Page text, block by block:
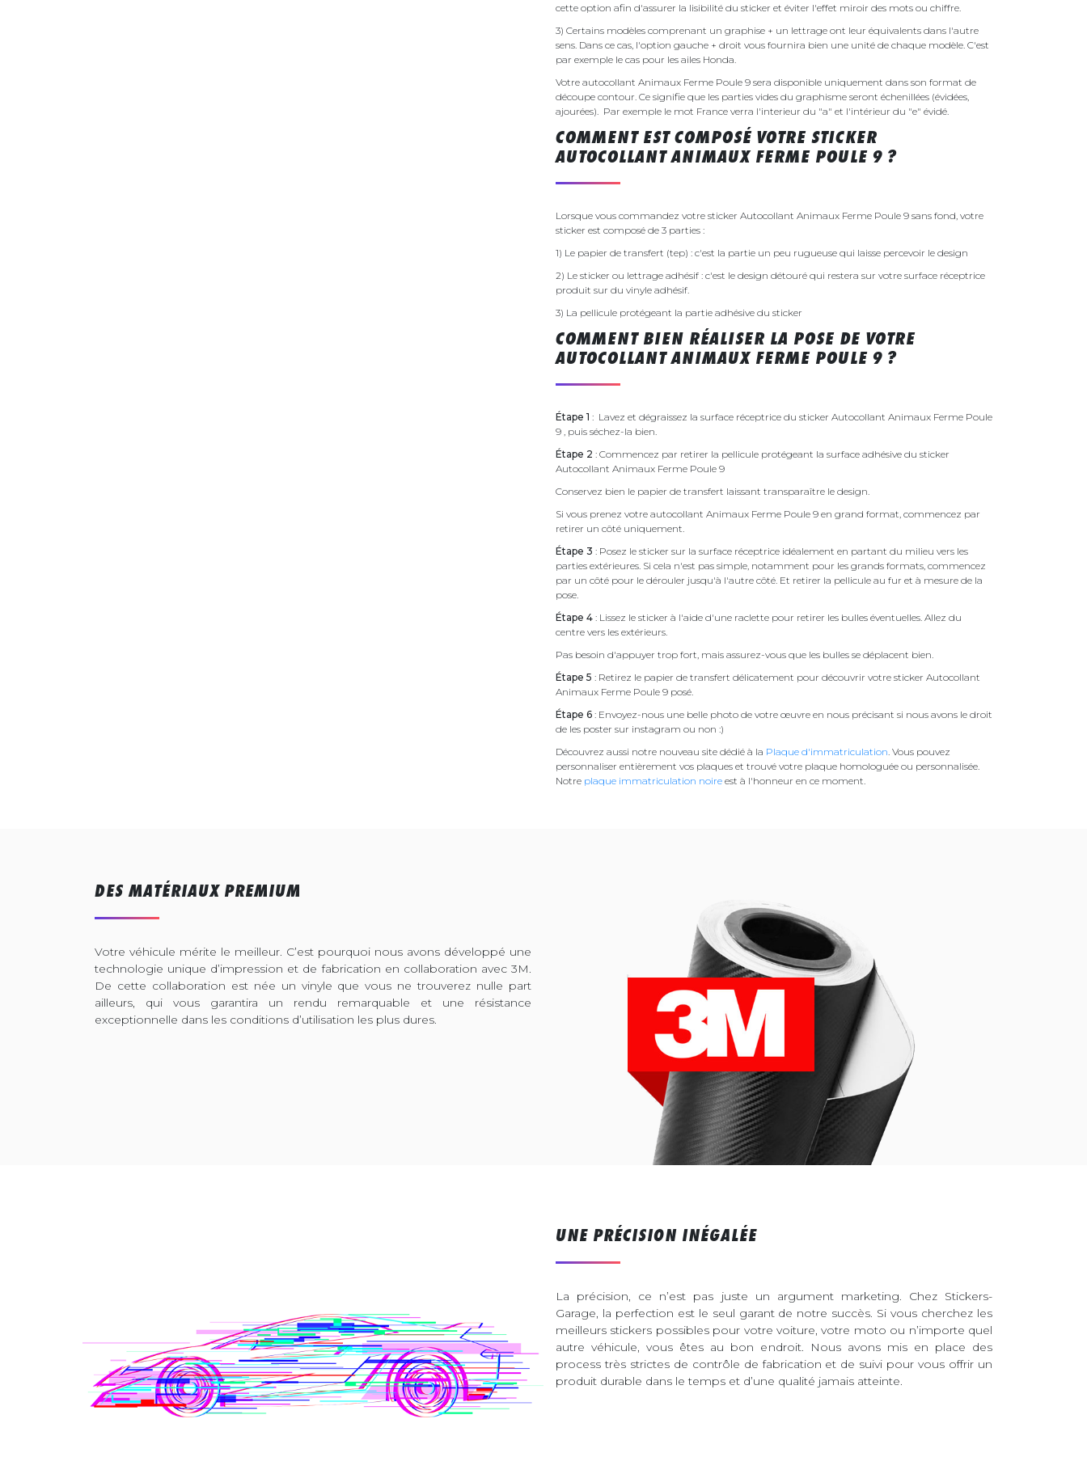
cette option afin d'assurer la lisibilité du sticker et éviter l'effet miroir des mots ou chiffre.
3) Certains modèles comprenant un graphise + un lettrage ont leur équivalents dans l'autre
sens. Dans ce cas, l'option gauche + droit vous fournira bien une unité de chaque modèle. C'est
par exemple le cas pour les ailes Honda.
Votre autocollant Animaux Ferme Poule 9 sera disponible uniquement dans son format de
découpe contour. Ce signifie que les parties vides du graphisme seront échenillées (évidées,
ajourées). Par exemple le mot France verra l'interieur du "a" et l'intérieur du "e" évidé.
COMMENT EST COMPOSÉ VOTRE STICKER
AUTOCOLLANT ANIMAUX FERME POULE 9 ?
Lorsque vous commandez votre sticker Autocollant Animaux Ferme Poule 9 sans fond, votre
sticker est composé de 3 parties :
1) Le papier de transfert (tep) : c'est la partie un peu rugueuse qui laisse percevoir le design
2) Le sticker ou lettrage adhésif : c'est le design détouré qui restera sur votre surface réceptrice
produit sur du vinyle adhésif.
3) La pellicule protégeant la partie adhésive du sticker
COMMENT BIEN RÉALISER LA POSE DE VOTRE
AUTOCOLLANT ANIMAUX FERME POULE 9 ?
Étape 1 : Lavez et dégraissez la surface réceptrice du sticker Autocollant Animaux Ferme Poule
9 , puis séchez-la bien.
Étape 2 : Commencez par retirer la pellicule protégeant la surface adhésive du sticker
Autocollant Animaux Ferme Poule 9
Conservez bien le papier de transfert laissant transparaître le design.
Si vous prenez votre autocollant Animaux Ferme Poule 9 en grand format, commencez par
retirer un côté uniquement.
Étape 3 : Posez le sticker sur la surface réceptrice idéalement en partant du milieu vers les
parties extérieures. Si cela n'est pas simple, notamment pour les grands formats, commencez
par un côté pour le dérouler jusqu'à l'autre côté. Et retirer la pellicule au fur et à mesure de la
pose.
Étape 4 : Lissez le sticker à l'aide d'une raclette pour retirer les bulles éventuelles. Allez du
centre vers les extérieurs.
Pas besoin d'appuyer trop fort, mais assurez-vous que les bulles se déplacent bien.
Étape 5 : Retirez le papier de transfert délicatement pour découvrir votre sticker Autocollant
Animaux Ferme Poule 9 posé.
Étape 6 : Envoyez-nous une belle photo de votre œuvre en nous précisant si nous avons le droit
de les poster sur instagram ou non :)
Découvrez aussi notre nouveau site dédié à la Plaque d'immatriculation . Vous pouvez
personnaliser entièrement vos plaques et trouvé votre plaque homologuée ou personnalisée.
Notre plaque immatriculation noire est à l'honneur en ce moment.
DES MATÉRIAUX PREMIUM
Votre véhicule mérite le meilleur. C’est pourquoi nous avons développé une
technologie unique d’impression et de fabrication en collaboration avec 3M.
De cette collaboration est née un vinyle que vous ne trouverez nulle part
ailleurs, qui vous garantira un rendu remarquable et une résistance
exceptionnelle dans les conditions d’utilisation les plus dures.
UNE PRÉCISION INÉGALÉE
La précision, ce n’est pas juste un argument marketing. Chez Stickers-
Garage, la perfection est le seul garant de notre succès. Si vous cherchez les
meilleurs stickers possibles pour votre voiture, votre moto ou n’importe quel
autre véhicule, vous êtes au bon endroit. Nous avons mis en place des
process très strictes de contrôle de fabrication et de suivi pour vous offrir un
produit durable dans le temps et d’une qualité jamais atteinte.